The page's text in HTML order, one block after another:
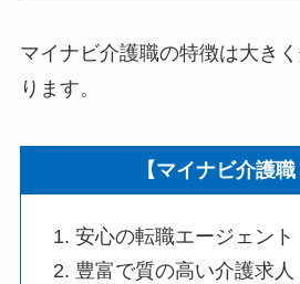
マイナビ介護職の特徴は大き
ります。
【マイナビ介護職
安心の転職エージェント
豊富で質の高い介護求人